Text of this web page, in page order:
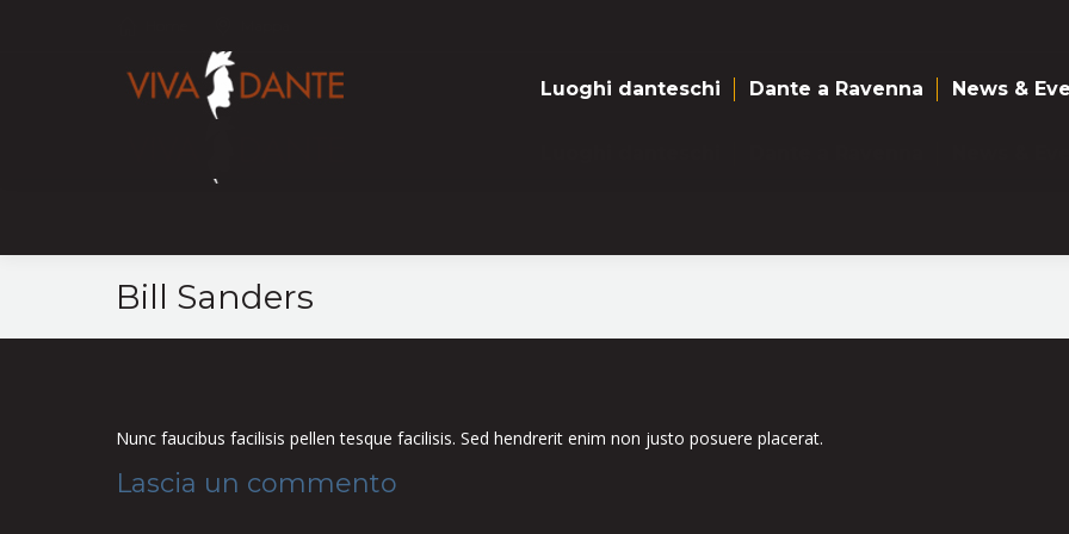
Bill Sanders
Nunc faucibus facilisis pellen tesque facilisis. Sed hendrerit enim non justo posuere placerat.
Lascia un commento
Luoghi danteschi Dante a Ravenna News &